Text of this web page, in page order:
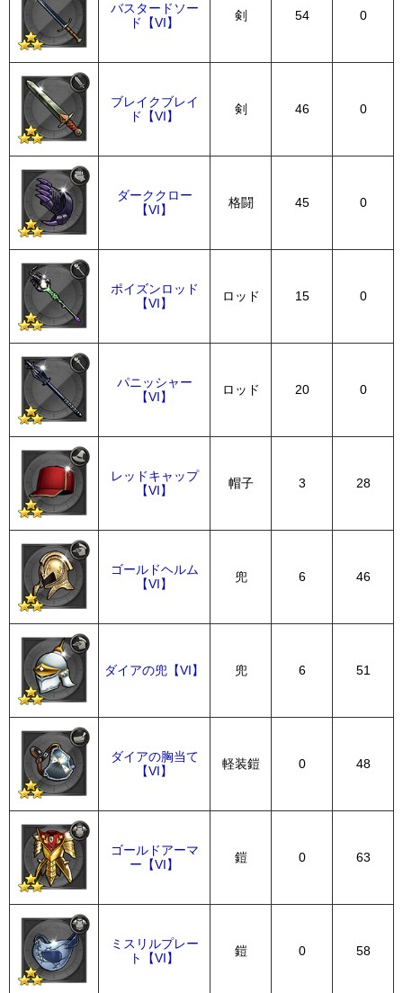
バスタードソー
ド【VI】
剣 54 0
ブレイクブレイ
ド【VI】
剣 46 0
ダーククロー
【VI】
格闘 45 0
ポイズンロッド
【VI】
ロッド 15 0
パニッシャー
【VI】
ロッド 20 0
レッドキャップ
【VI】
帽子 3 28
ゴールドヘルム
【VI】
兜 6 46
ダイアの兜【VI】 兜 6 51
ダイアの胸当て
【VI】
軽装鎧 0 48
ゴールドアーマ
ー【VI】
鎧 0 63
ミスリルプレー
ト【VI】
鎧 0 58